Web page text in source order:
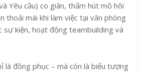
Yêu cầu) co giãn, thấm hút mồ hôi
thoải mái khi làm việc tại văn phòng
sự kiện, hoạt động teambuilding và
là đồng phục – mà còn là biểu tượng